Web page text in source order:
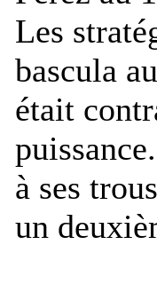
Les
bascula
était
à ses
un